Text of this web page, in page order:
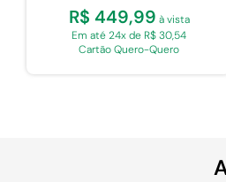
R$ 449,99 à vista
Em até 24x de R$ 30,54
Cartão Quero-Quero